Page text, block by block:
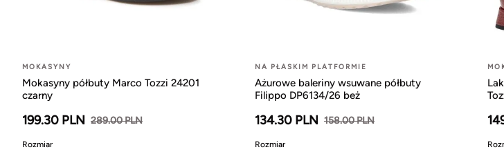
MOKASYNY
Mokasyny półbuty Marco Tozzi 24201
czarny
199.30 PLN 289.00 PLN
Rozmiar
NA PŁASKIM PLATFORMIE
Ażurowe baleriny wsuwane półbuty
Filippo DP6134/26 beż
134.30 PLN 158.00 PLN
Rozmiar